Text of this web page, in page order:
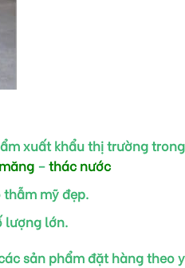
xuất khẩu thị trường
–thác nước
mỹ đẹp.
lượng lớn.
sản phẩm đặt hàng theo